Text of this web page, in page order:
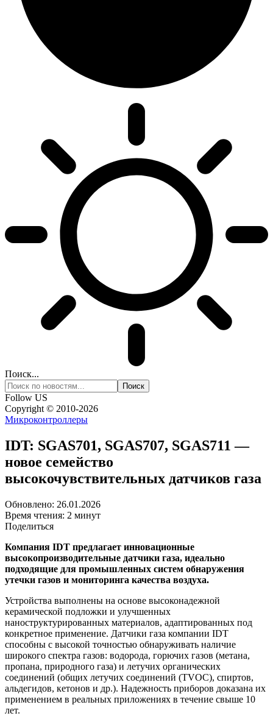
Поиск...
Follow US
Copyright © 2010-2026
Микроконтроллеры
IDT: SGAS701, SGAS707, SGAS711 —
новое семейство
высокочувствительных датчиков газа
Обновлено: 26.01.2026
Время чтения: 2 минут
Поделиться
Компания IDT предлагает инновационные
высокопроизводительные датчики газа, идеально
подходящие для промышленных систем обнаружения
утечки газов и мониторинга качества воздуха.
Устройства выполнены на основе высоконадежной
керамической подложки и улучшенных
наноструктурированных материалов, адаптированных под
конкретное применение. Датчики газа компании IDT
способны с высокой точностью обнаруживать наличие
широкого спектра газов: водорода, горючих газов (метана,
пропана, природного газа) и летучих органических
соединений (общих летучих соединений (TVOC), спиртов,
альдегидов, кетонов и др.). Надежность приборов доказана их
применением в реальных приложениях в течение свыше 10
лет.